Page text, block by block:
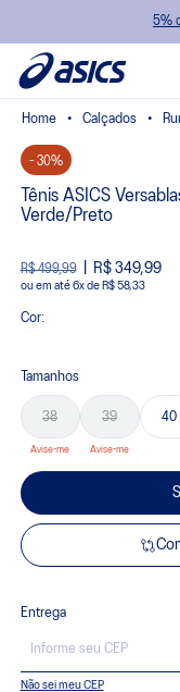
5%
Calçados
- 30%
Tênis ASICS
Verde/Preto
R$ 499,99 R$ 349,99
ou 6xde R$ 58,33
Cor:
Tamanhos
38 39 40
Entrega
Não sei meu CEP